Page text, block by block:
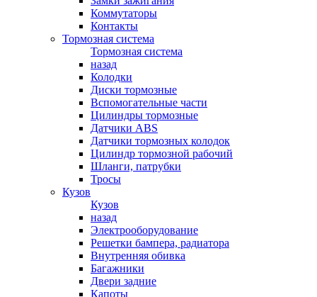
Коммутаторы
Контакты
Тормозная система
Тормозная система
назад
Колодки
Диски тормозные
Вспомогательные части
Цилиндры тормозные
Датчики ABS
Датчики тормозных колодок
Цилиндр тормозной рабочий
Шланги, патрубки
Тросы
Кузов
Кузов
назад
Электрооборудование
Решетки бампера, радиатора
Внутренняя обивка
Багажники
Двери задние
Капоты